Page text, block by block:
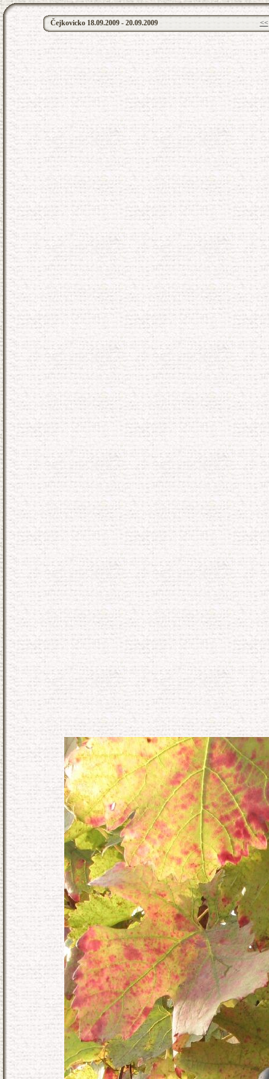
Čejkovicko 18.09.2009 - 20.09.2009 <<